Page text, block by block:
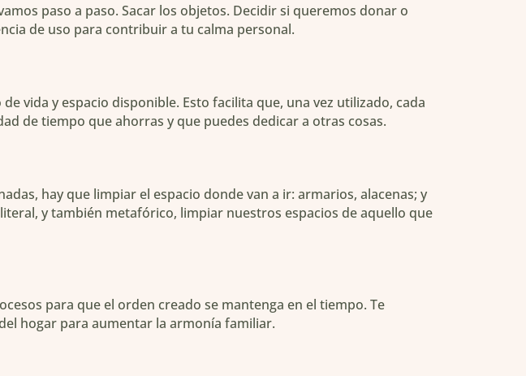
paso a paso. Sacar los objetos. Decidir si queremos donar o
de uso para contribuir a tu calma personal.
vida y espacio disponible. Esto facilita que, una vez utilizado, cada
de tiempo que ahorras y que puedes dedicar a otras cosas.
hay que limpiar el espacio donde van a ir: armarios, alacenas; y
y también metafórico, limpiar nuestros espacios de aquello que
para que el orden creado se mantenga en el tiempo. Te
hogar para aumentar la armonía familiar.